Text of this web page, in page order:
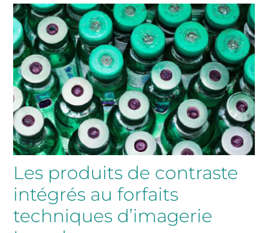
Les produits de contraste
intégrés au forfaits
techniques d’imagerie